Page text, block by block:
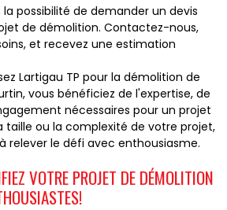
possibilité de demander un devis
de démolition. Contactez-nous,
et recevez une estimation
Lartigau TP pour la démolition de
vous bénéficiez de l'expertise, de
nécessaires pour un projet
taille ou la complexité de votre projet,
relever le défi avec enthousiasme.
VOTRE PROJET DE DÉMOLITION